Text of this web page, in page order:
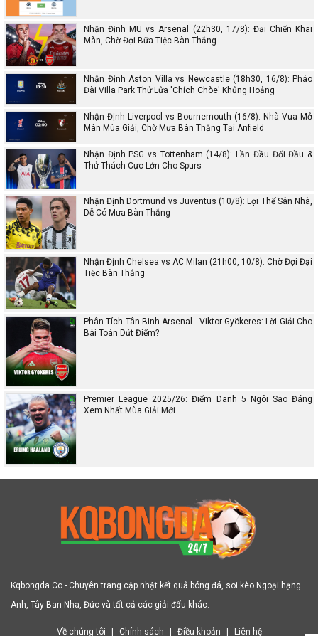
Nhận Định MU vs Arsenal (22h30, 17/8): Đại Chiến Khai
Màn, Chờ Đợi Bữa Tiệc Bàn Thắng
Nhận Định Aston Villa vs Newcastle (18h30, 16/8): Pháo
Đài Villa Park Thử Lửa 'Chích Chòe' Khủng Hoảng
Nhận Định Liverpool vs Bournemouth (16/8): Nhà Vua Mở
Màn Mùa Giải, Chờ Mưa Bàn Thắng Tại Anfield
Nhận Định PSG vs Tottenham (14/8): Lần Đầu Đối Đầu &
Thử Thách Cực Lớn Cho Spurs
Nhận Định Dortmund vs Juventus (10/8): Lợi Thế Sân Nhà,
Dễ Có Mưa Bàn Thắng
Nhận Định Chelsea vs AC Milan (21h00, 10/8): Chờ Đợi Đại
Tiệc Bàn Thắng
Phân Tích Tân Binh Arsenal - Viktor Gyökeres: Lời Giải Cho
Bài Toán Dứt Điểm?
Premier League 2025/26: Điểm Danh 5 Ngôi Sao Đáng
Xem Nhất Mùa Giải Mới
Kqbongda.Co - Chuyên trang cập nhật kết quả bóng đá, soi kèo Ngoại hạng
Anh, Tây Ban Nha, Đức và tất cả các giải đấu khác.
Về chúng tôi Chính sách Điều khoản Liên hệ